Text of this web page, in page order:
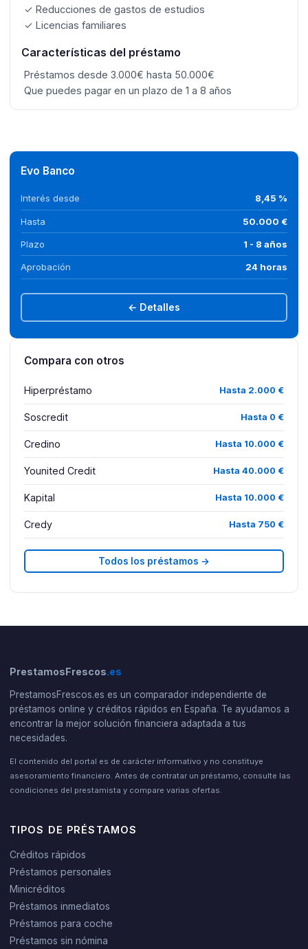
✓ Reducciones de gastos de estudios
✓ Licencias familiares
Características del préstamo
Préstamos desde 3.000€ hasta 50.000€
Que puedes pagar en un plazo de 1 a 8 años
Evo Banco
Interés desde 8,45 %
Hasta 50.000 €
Plazo 1 - 8 años
Aprobación 24 horas
← Detalles
Compara con otros
Hiperpréstamo Hasta 2.000 €
Soscredit Hasta 0 €
Credino Hasta 10.000 €
Younited Credit Hasta 40.000 €
Kapital Hasta 10.000 €
Credy Hasta 750 €
Todos los préstamos →
PrestamosFrescos.es
PrestamosFrescos.es es un comparador independiente de
préstamos online y créditos rápidos en España. Te ayudamos a
encontrar la mejor solución financiera adaptada a tus
necesidades.
El contenido del portal es de carácter informativo y no constituye
asesoramiento financiero. Antes de contratar un préstamo, consulte las
condiciones del prestamista y compare varias ofertas.
TIPOS DE PRÉSTAMOS
Créditos rápidos
Préstamos personales
Minicréditos
Préstamos inmediatos
Préstamos para coche
Préstamos sin nómina